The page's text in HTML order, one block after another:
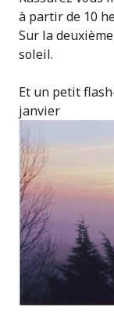
à partir de 10
Sur la
soleil.
Et un petit
janvier